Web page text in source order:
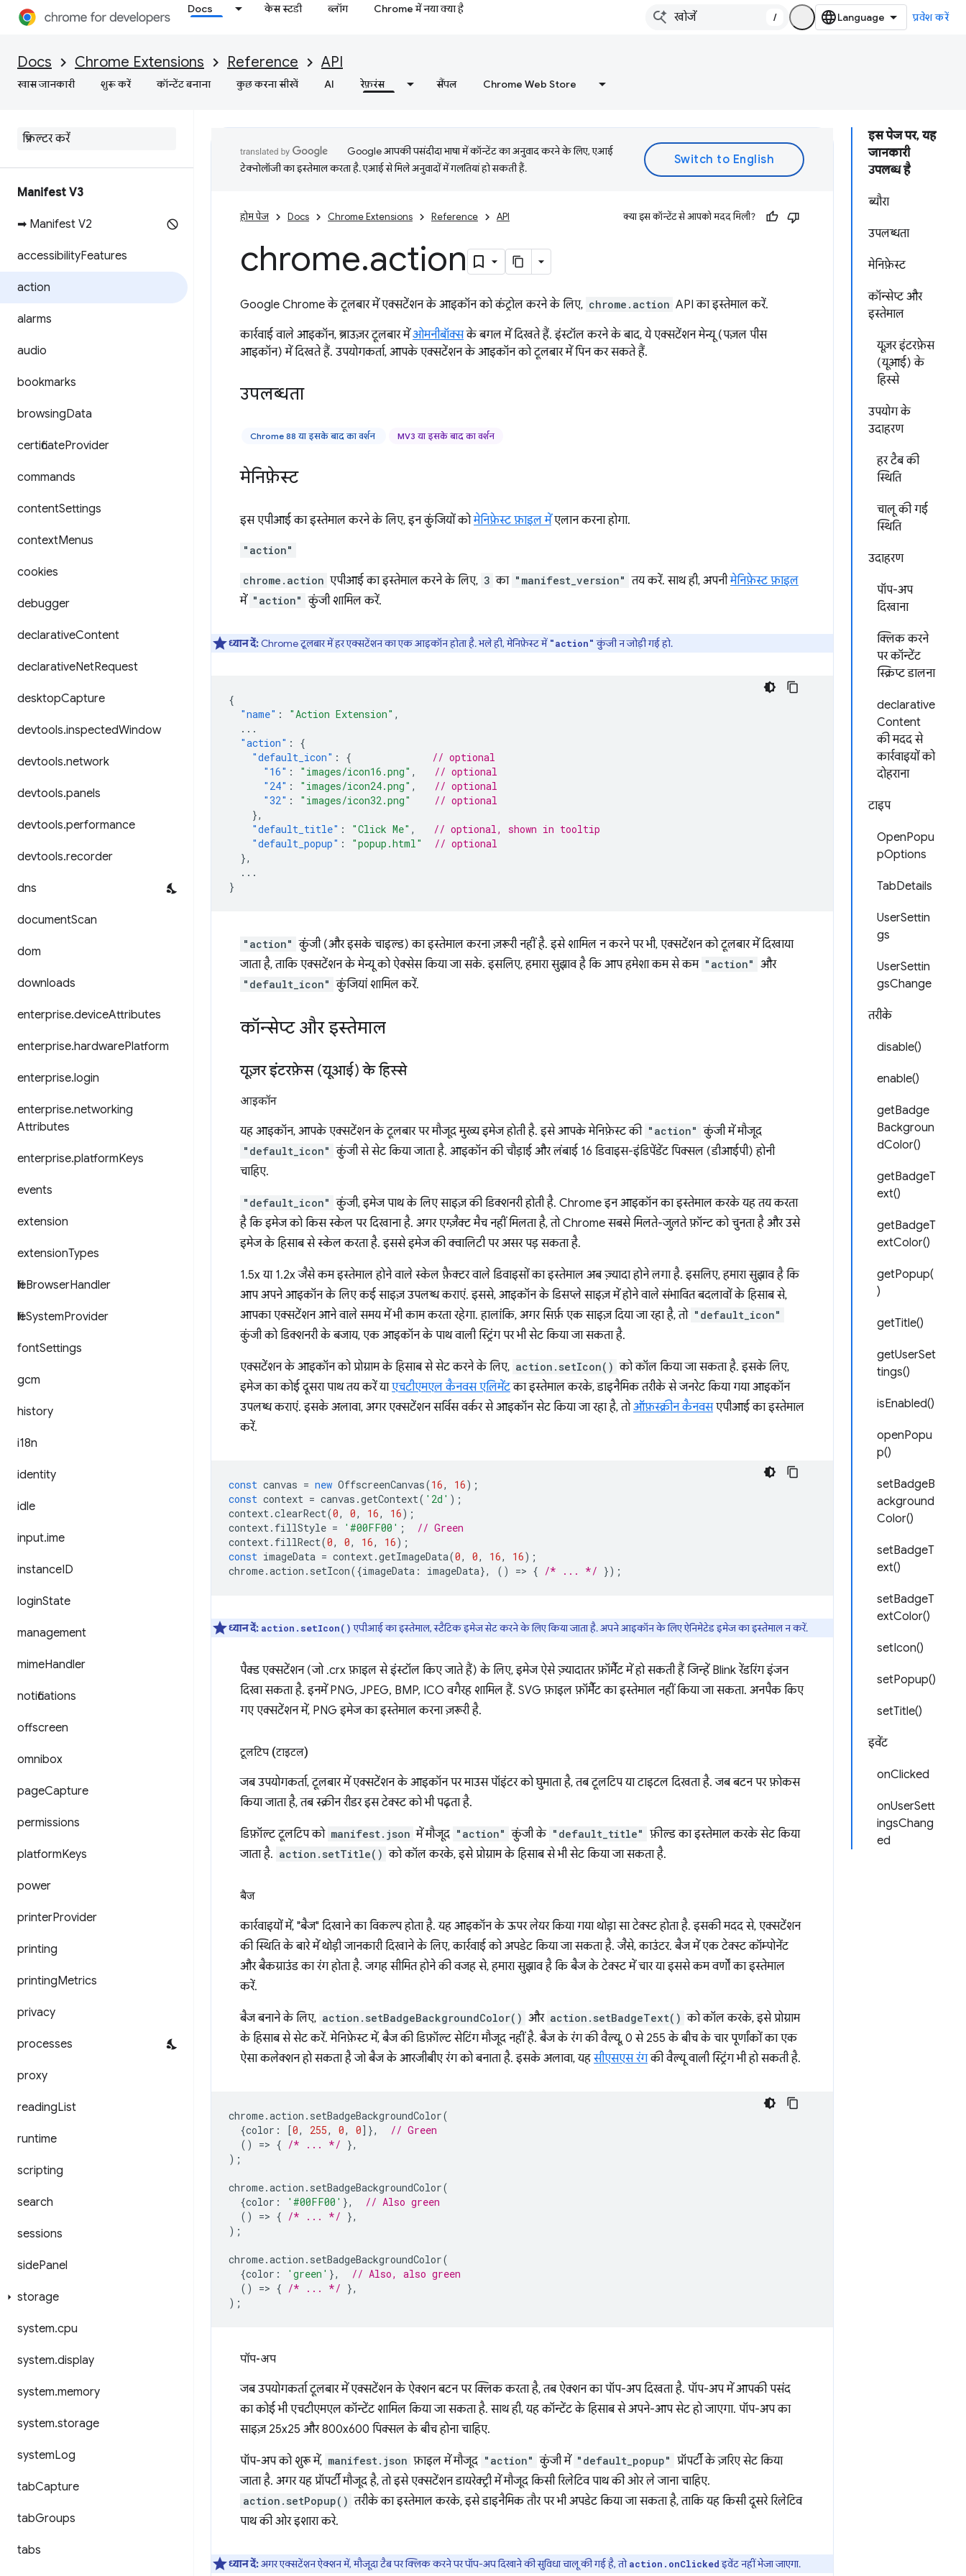
Docs केस स्टडी ब्लॉग Chrome में नया क्या है
/ प्रवेश करें
Docs Chrome Extensions Reference API
खास जानकारी शुरू करें कॉन्टेंट बनाना कुछ करना सीखें AI रेफ़रंस सैंपल Chrome Web Store
Manifest V3
➡ Manifest V2
accessibilityFeatures
action
alarms
audio
bookmarks
browsingData
certificateProvider
commands
contentSettings
contextMenus
cookies
debugger
declarativeContent
declarativeNetRequest
desktopCapture
devtools.inspectedWindow
devtools.network
devtools.panels
devtools.performance
devtools.recorder
dns
documentScan
dom
downloads
enterprise.deviceAttributes
enterprise.hardwarePlatform
enterprise.login
enterprise.networking
Attributes
enterprise.platformKeys
events
extension
extensionTypes
fileBrowserHandler
fileSystemProvider
fontSettings
gcm
history
i18n
identity
idle
input.ime
instanceID
loginState
management
mimeHandler
notifications
offscreen
omnibox
pageCapture
permissions
platformKeys
power
printerProvider
printing
printingMetrics
privacy
processes
proxy
readingList
runtime
scripting
search
sessions
sidePanel
storage
system.cpu
system.display
system.memory
system.storage
systemLog
tabCapture
tabGroups
tabs
इस पेज पर, यह
जानकारी
उपलब्ध है
ब्यौरा
उपलब्धता
मेनिफ़ेस्ट
कॉन्सेप्ट और
इस्तेमाल
यूज़र इंटरफ़ेस
(यूआई) के
हिस्से
उपयोग के
उदाहरण
हर टैब की
स्थिति
चालू की गई
स्थिति
उदाहरण
पॉप-अप
दिखाना
क्लिक करने
पर कॉन्टेंट
स्क्रिप्ट डालना
declarative
Content
की मदद से
कार्रवाइयों को
दोहराना
टाइप
OpenPopu
pOptions
TabDetails
UserSettin
gs
UserSettin
gsChange
तरीके
disable()
enable()
getBadge
Backgroun
dColor()
getBadgeT
ext()
getBadgeT
extColor()
getPopup(
)
getTitle()
getUserSet
tings()
isEnabled()
openPopu
p()
setBadgeB
ackground
Color()
setBadgeT
ext()
setBadgeT
extColor()
setIcon()
setPopup()
setTitle()
इवेंट
onClicked
onUserSett
ingsChang
ed
Google आपकी पसंदीदा भाषा में कॉन्टेंट का अनुवाद करने के लिए, एआई
टेक्नोलॉजी का इस्तेमाल करता है. एआई से मिले अनुवादों में गलतियां हो सकती हैं.
होम पेज Docs Chrome Extensions Reference API क्या इस कॉन्टेंट से आपको मदद मिली?
chrome.action
Google Chrome के टूलबार में एक्सटेंशन के आइकॉन को कंट्रोल करने के लिए, chrome.action API का इस्तेमाल करें.
कार्रवाई वाले आइकॉन, ब्राउज़र टूलबार मेंओमनीबॉक्सके बगल में दिखते हैं. इंस्टॉल करने के बाद, ये एक्सटेंशन मेन्यू (पज़ल पीस
आइकॉन) में दिखते हैं. उपयोगकर्ता, आपके एक्सटेंशन के आइकॉन को टूलबार में पिन कर सकते हैं.
उपलब्धता
Chrome 88 या इसके बाद का वर्शन MV3 या इसके बाद का वर्शन
मेनिफ़ेस्ट
इस एपीआई का इस्तेमाल करने के लिए, इन कुंजियों कोमेनिफ़ेस्ट फ़ाइल मेंएलान करना होगा.
"action"
chrome.action एपीआई का इस्तेमाल करने के लिए, 3 का "manifest_version" तय करें. साथ ही, अपनीमेनिफ़ेस्ट फ़ाइल
में "action" कुंजी शामिल करें.
ध्यान दें: Chrome टूलबार में हर एक्सटेंशन का एक आइकॉन होता है. भले ही, मेनिफ़ेस्ट में "action" कुंजी न जोड़ी गई हो.
{
"name" : "Action Extension" ,
...
"action" :
{
"default_icon" : {
// optional
"16" : "images/icon16.png" ,
// optional
"24" : "images/icon24.png" ,
// optional
"32" : "images/icon32.png"
// optional
},
"default_title" : "Click Me" ,
// optional, shown in tooltip
"default_popup" : "popup.html"
// optional
},
...
}
"action" कुंजी (और इसके चाइल्ड) का इस्तेमाल करना ज़रूरी नहीं है. इसे शामिल न करने पर भी, एक्सटेंशन को टूलबार में दिखाया
जाता है, ताकि एक्सटेंशन के मेन्यू को ऐक्सेस किया जा सके. इसलिए, हमारा सुझाव है कि आप हमेशा कम से कम "action" और
"default_icon" कुंजियां शामिल करें.
कॉन्सेप्ट और इस्तेमाल
यूज़र इंटरफ़ेस (यूआई) के हिस्से
आइकॉन
यह आइकॉन, आपके एक्सटेंशन के टूलबार पर मौजूद मुख्य इमेज होती है. इसे आपके मेनिफ़ेस्ट की "action" कुंजी में मौजूद
"default_icon" कुंजी से सेट किया जाता है. आइकॉन की चौड़ाई और लंबाई 16 डिवाइस-इंडिपेंडेंट पिक्सल (डीआईपी) होनी
चाहिए.
"default_icon" कुंजी, इमेज पाथ के लिए साइज़ की डिक्शनरी होती है. Chrome इन आइकॉन का इस्तेमाल करके यह तय करता
है कि इमेज को किस स्केल पर दिखाना है. अगर एग्ज़ैक्ट मैच नहीं मिलता है, तो Chrome सबसे मिलते-जुलते फ़ॉन्ट को चुनता है और उसे
इमेज के हिसाब से स्केल करता है. इससे इमेज की क्वालिटी पर असर पड़ सकता है.
1.5x या 1.2x जैसे कम इस्तेमाल होने वाले स्केल फ़ैक्टर वाले डिवाइसों का इस्तेमाल अब ज़्यादा होने लगा है. इसलिए, हमारा सुझाव है कि
आप अपने आइकॉन के लिए कई साइज़ उपलब्ध कराएं. इससे, आइकॉन के डिसप्ले साइज़ में होने वाले संभावित बदलावों के हिसाब से,
आपका एक्सटेंशन आने वाले समय में भी काम करता रहेगा. हालांकि, अगर सिर्फ़ एक साइज़ दिया जा रहा है, तो "default_icon"
कुंजी को डिक्शनरी के बजाय, एक आइकॉन के पाथ वाली स्ट्रिंग पर भी सेट किया जा सकता है.
एक्सटेंशन के आइकॉन को प्रोग्राम के हिसाब से सेट करने के लिए, action.setIcon() को कॉल किया जा सकता है. इसके लिए,
इमेज का कोई दूसरा पाथ तय करें याएचटीएमएल कैनवस एलिमेंटका इस्तेमाल करके, डाइनैमिक तरीके से जनरेट किया गया आइकॉन
उपलब्ध कराएं. इसके अलावा, अगर एक्सटेंशन सर्विस वर्कर से आइकॉन सेट किया जा रहा है, तोऑफ़स्क्रीन कैनवसएपीआई का इस्तेमाल
करें.
const canvas = new OffscreenCanvas(16, 16);
const context = canvas .getContext( '2d' );
context.clearRect(0, 0, 16, 16);
context. fillStyle = '#00FF00' ;
// Green
context. fillRect(0, 0, 16, 16);
const imageData = context.getImageData(0, 0, 16, 16);
chrome.action . setIcon({imageData : imageData}, () => { /* ... */ });
ध्यान दें: action.setIcon() एपीआई का इस्तेमाल, स्टैटिक इमेज सेट करने के लिए किया जाता है. अपने आइकॉन के लिए ऐनिमेटेड इमेज का इस्तेमाल न करें.
पैक्ड एक्सटेंशन (जो .crx फ़ाइल से इंस्टॉल किए जाते हैं) के लिए, इमेज ऐसे ज़्यादातर फ़ॉर्मैट में हो सकती हैं जिन्हें Blink रेंडरिंग इंजन
दिखा सकता है. इनमें PNG, JPEG, BMP, ICO वगैरह शामिल हैं. SVG फ़ाइल फ़ॉर्मैट का इस्तेमाल नहीं किया जा सकता. अनपैक किए
गए एक्सटेंशन में, PNG इमेज का इस्तेमाल करना ज़रूरी है.
टूलटिप (टाइटल)
जब उपयोगकर्ता, टूलबार में एक्सटेंशन के आइकॉन पर माउस पॉइंटर को घुमाता है, तब टूलटिप या टाइटल दिखता है. जब बटन पर फ़ोकस
किया जाता है, तब स्क्रीन रीडर इस टेक्स्ट को भी पढ़ता है.
डिफ़ॉल्ट टूलटिप को manifest.json में मौजूद "action" कुंजी के "default_title" फ़ील्ड का इस्तेमाल करके सेट किया
जाता है. action.setTitle() को कॉल करके, इसे प्रोग्राम के हिसाब से भी सेट किया जा सकता है.
बैज
कार्रवाइयों में, "बैज" दिखाने का विकल्प होता है. यह आइकॉन के ऊपर लेयर किया गया थोड़ा सा टेक्स्ट होता है. इसकी मदद से, एक्सटेंशन
की स्थिति के बारे में थोड़ी जानकारी दिखाने के लिए, कार्रवाई को अपडेट किया जा सकता है. जैसे, काउंटर. बैज में एक टेक्स्ट कॉम्पोनेंट
और बैकग्राउंड का रंग होता है. जगह सीमित होने की वजह से, हमारा सुझाव है कि बैज के टेक्स्ट में चार या इससे कम वर्णों का इस्तेमाल
करें.
बैज बनाने के लिए, action.setBadgeBackgroundColor() और action.setBadgeText() को कॉल करके, इसे प्रोग्राम
के हिसाब से सेट करें. मेनिफ़ेस्ट में, बैज की डिफ़ॉल्ट सेटिंग मौजूद नहीं है. बैज के रंग की वैल्यू, 0 से 255 के बीच के चार पूर्णांकों का एक
ऐसा कलेक्शन हो सकता है जो बैज के आरजीबीए रंग को बनाता है. इसके अलावा, यहसीएसएस रंगकी वैल्यू वाली स्ट्रिंग भी हो सकती है.
chrome.action . setBadgeBackgroundColor(
{color : [0, 255, 0, 0]},
// Green
()
=> { /* ... */ },
);
chrome.action . setBadgeBackgroundColor(
{color : '#00FF00' },
// Also green
()
=> { /* ... */ },
);
chrome.action . setBadgeBackgroundColor(
{color : 'green' },
// Also, also green
()
=> { /* ... */ },
);
पॉप-अप
जब उपयोगकर्ता टूलबार में एक्सटेंशन के ऐक्शन बटन पर क्लिक करता है, तब ऐक्शन का पॉप-अप दिखता है. पॉप-अप में आपकी पसंद
का कोई भी एचटीएमएल कॉन्टेंट शामिल किया जा सकता है. साथ ही, यह कॉन्टेंट के हिसाब से अपने-आप सेट हो जाएगा. पॉप-अप का
साइज़ 25x25 और 800x600 पिक्सल के बीच होना चाहिए.
पॉप-अप को शुरू में, manifest.json फ़ाइल में मौजूद "action" कुंजी में "default_popup" प्रॉपर्टी के ज़रिए सेट किया
जाता है. अगर यह प्रॉपर्टी मौजूद है, तो इसे एक्सटेंशन डायरेक्ट्री में मौजूद किसी रिलेटिव पाथ की ओर ले जाना चाहिए.
action.setPopup() तरीके का इस्तेमाल करके, इसे डाइनैमिक तौर पर भी अपडेट किया जा सकता है, ताकि यह किसी दूसरे रिलेटिव
पाथ की ओर इशारा करे.
ध्यान दें:अगर एक्सटेंशन ऐक्शन में, मौजूदा टैब पर क्लिक करने पर पॉप-अप दिखाने की सुविधा चालू की गई है, तोaction.onClickedइवेंट नहीं भेजा जाएगा.